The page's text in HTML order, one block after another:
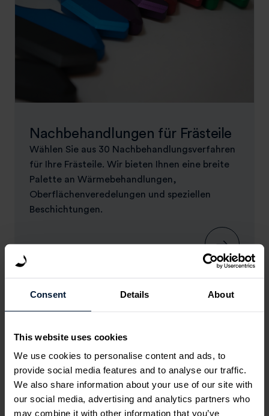
Consent Details About
This website uses cookies
We use cookies to personalise content and ads, to
provide social media features and to analyse our traffic.
We also share information about your use of our site with
our social media, advertising and analytics partners who
may combine it with other information that you’ve
Nachbehandlungen für Frästeile
Wählen Sie aus 30 Nachbehandlungsverfahren
für Ihre Frästeile. Wir bieten Ihnen eine breite
Palette an Wärmebehandlungen,
Oberflächenveredelungen und speziellen
Beschichtungen.